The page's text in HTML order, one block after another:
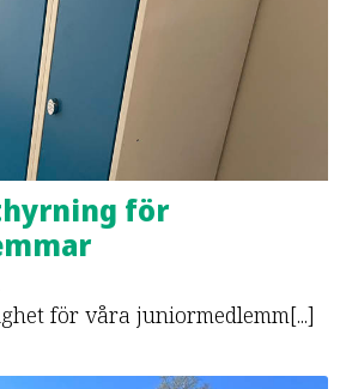
för
för våra juniormedlemm[...]